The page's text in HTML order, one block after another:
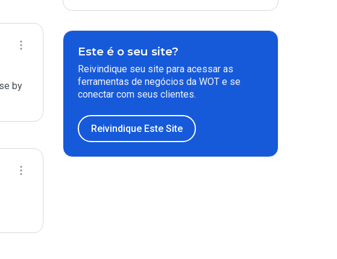
by
Este é o seu site?
Reivindique seu site para acessar as
ferramentas de negócios da WOT e se
conectar com seus clientes.
Reivindique Este Site